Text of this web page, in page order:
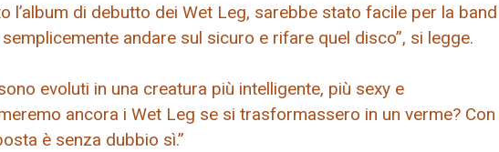
l’album di debutto dei Wet Leg, sarebbe stato facile per la band
andare sul sicuro e rifare quel disco”, si legge.
evoluti in una creatura più intelligente, più sexy e
ancora i Wet Leg se si trasformassero in un verme? Con
è senza dubbio sì.”